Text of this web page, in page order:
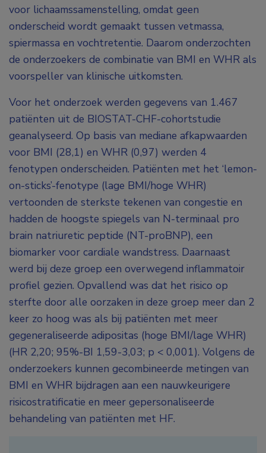
voor lichaamssamenstelling, omdat geen
onderscheid wordt gemaakt tussen vetmassa,
spiermassa en vochtretentie. Daarom onderzochten
de onderzoekers de combinatie van BMI en WHR als
voorspeller van klinische uitkomsten.
Voor het onderzoek werden gegevens van 1.467
patiënten uit de BIOSTAT-CHF-cohortstudie
geanalyseerd. Op basis van mediane afkapwaarden
voor BMI (28,1) en WHR (0,97) werden 4
fenotypen onderscheiden. Patiënten met het ‘lemon-
on-sticks’-fenotype (lage BMI/hoge WHR)
vertoonden de sterkste tekenen van congestie en
hadden de hoogste spiegels van N-terminaal pro
brain natriuretic peptide (NT-proBNP), een
biomarker voor cardiale wandstress. Daarnaast
werd bij deze groep een overwegend inflammatoir
profiel gezien. Opvallend was dat het risico op
sterfte door alle oorzaken in deze groep meer dan 2
keer zo hoog was als bij patiënten met meer
gegeneraliseerde adipositas (hoge BMI/lage WHR)
(HR 2,20; 95%-BI 1,59-3,03; p < 0,001). Volgens de
onderzoekers kunnen gecombineerde metingen van
BMI en WHR bijdragen aan een nauwkeurigere
risicostratificatie en meer gepersonaliseerde
behandeling van patiënten met HF.